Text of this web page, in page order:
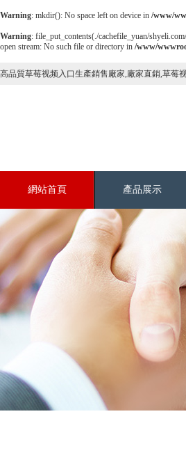
Warning: mkdir(): No space left on device in /www/
Warning: file_put_contents(./cachefile_yuan/
open stream: No such file or directory in /www/
高品質草莓视频入口生產銷售廠家,廠家直銷,草莓
網站首頁 產品展示